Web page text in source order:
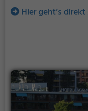
Hier geht’s